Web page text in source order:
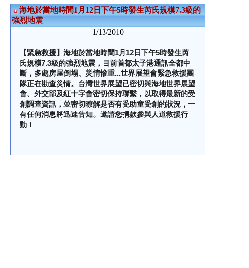
海地於當地時間1月12日下午5時發生芮氏規模7.3級的
強烈地震
1/13/2010
【緊急救援】海地於當地時間1月12日下午5時發生芮
氏規模7.3級的強烈地震，目前首都太子港通訊全都中
斷，多處房屋倒塌、災情慘重...世界展望會緊急救援團
隊正在勘查災情。台灣世界展望已密切與海地世界展望
會、外交部及紅十字會密切保持聯繫，以取得最新的受
創調查資訊，並密切暸解是否有受助童受創的狀況，一
有任何消息將迅速告知。邀請您捐款參與人道救援行
動！